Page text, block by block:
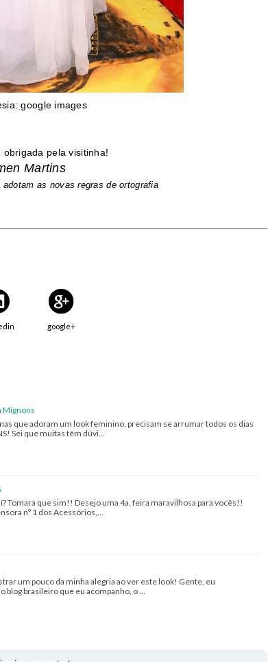
google images
obrigada pela visitinha!
Martins
as novas regras de ortografia
google+
Mignons
que adoram um look feminino, precisam se arrumar todos os dias
Sei que muitas têm dúvi…
Tomara que sim!! Desejo uma 4a. feira maravilhosa para vocês!!
nº 1 dos Acessórios,…
um pouco da minha alegria ao ver este look! Gente, eu
brasileiro que eu acompanho, o …